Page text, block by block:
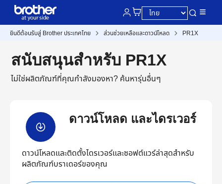
ยินดีต้อนรับสู่ Brother ประเทศไทย ส่วนช่วยเหลือและดาวน์โหลด PR1X
สนับสนุนสำหรับ PR1X
ไม่ใช่ผลิตภัณฑ์ที่คุณกำลังมองหา? ค้นหารุ่นอื่นๆ
ดาวน์โหลด และไดรเวอร์
ดาวน์โหลดและติดตั้งไดรเวอร์และซอฟต์แวร์ล่าสุดสำหรับ
ผลิตภัณฑ์บราเดอร์ของคุณ